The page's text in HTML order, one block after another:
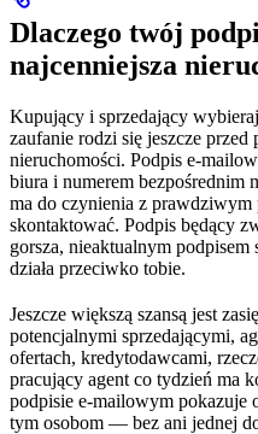
Dlaczego twój
najcenniejsza
Kupujący i sprzedający
zaufanie rodzi się jeszcze przed
nieruchomości. Podpis e-
biura i numerem bezpośrednim
ma do czynienia z prawdziwym
skontaktować. Podpis będący
gorsza, nieaktualnym
działa przeciwko tobie.
Jeszcze większą szansą jest
potencjalnymi sprzedającymi,
ofertach, kredytodawcami,
pracujący agent co tydzień ma
podpisie e-mailowym pokazuje
tym osobom — bez ani jednej